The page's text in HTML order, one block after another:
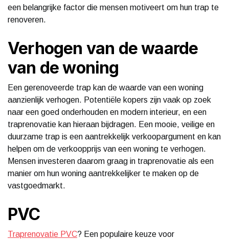
een belangrijke factor die mensen motiveert om hun trap te
renoveren.
Verhogen van de waarde
van de woning
Een gerenoveerde trap kan de waarde van een woning
aanzienlijk verhogen. Potentiële kopers zijn vaak op zoek
naar een goed onderhouden en modern interieur, en een
traprenovatie kan hieraan bijdragen. Een mooie, veilige en
duurzame trap is een aantrekkelijk verkoopargument en kan
helpen om de verkoopprijs van een woning te verhogen.
Mensen investeren daarom graag in traprenovatie als een
manier om hun woning aantrekkelijker te maken op de
vastgoedmarkt.
PVC
Traprenovatie PVC? Een populaire keuze voor